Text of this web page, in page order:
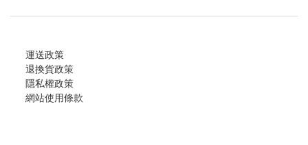
運送政策
退換貨政策
隱私權政策
網站使用條款